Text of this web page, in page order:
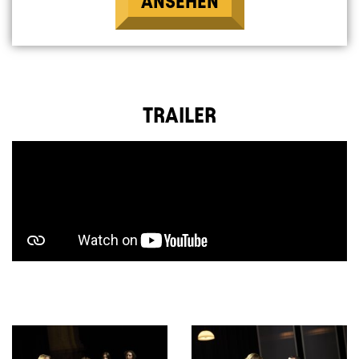
TRAILER